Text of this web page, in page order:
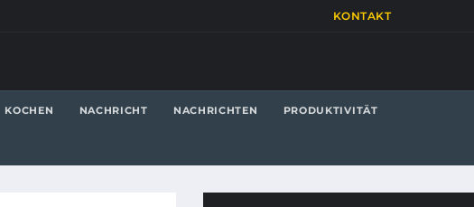
KONTAKT
KOCHEN NACHRICHT NACHRICHTEN PRODUKTIVITÄT